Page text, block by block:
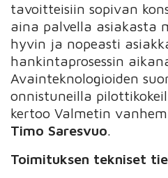
tavoitteisiin sopivan
aina palvella asiakasta
hyvin ja nopeasti
hankintaprosessin
Avainteknologioiden
onnistuneilla
kertoo Valmetin
Timo Saresvuo
Toimituksen tekniset